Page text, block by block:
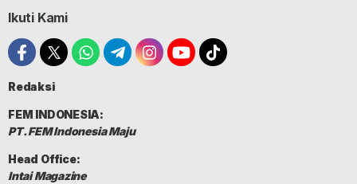
Ikuti Kami
Redaksi
FEM INDONESIA:
PT. FEM Indonesia Maju
Head Office:
Intai Magazine